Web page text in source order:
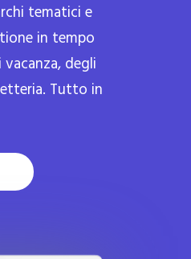
tematici e
in tempo
degli
Tutto in